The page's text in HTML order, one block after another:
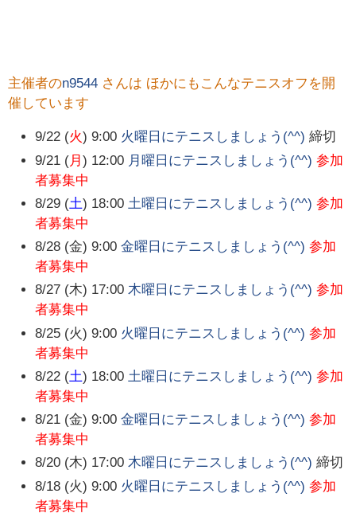
主催者のn9544 さんは ほかにもこんなテニスオフを開
催しています
9/22 (火) 9:00 火曜日にテニスしましょう(^^) 締切
9/21 (月) 12:00 月曜日にテニスしましょう(^^) 参加
者募集中
8/29 (土) 18:00 土曜日にテニスしましょう(^^) 参加
者募集中
8/28 (金) 9:00 金曜日にテニスしましょう(^^) 参加
者募集中
8/27 (木) 17:00 木曜日にテニスしましょう(^^) 参加
者募集中
8/25 (火) 9:00 火曜日にテニスしましょう(^^) 参加
者募集中
8/22 (土) 18:00 土曜日にテニスしましょう(^^) 参加
者募集中
8/21 (金) 9:00 金曜日にテニスしましょう(^^) 参加
者募集中
8/20 (木) 17:00 木曜日にテニスしましょう(^^) 締切
8/18 (火) 9:00 火曜日にテニスしましょう(^^) 参加
者募集中